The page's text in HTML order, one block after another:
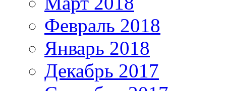
Февраль 2018
Январь 2018
Декабрь 2017